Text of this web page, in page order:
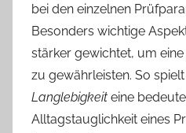
bei den einzelnen
Besonders wichtige
stärker gewichtet, um
zu gewährleisten. So
Langlebigkeit eine
Alltagstauglichkeit eines